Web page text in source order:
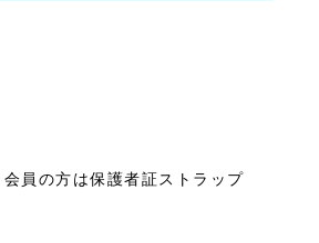
員の方は保護者証ストラップ